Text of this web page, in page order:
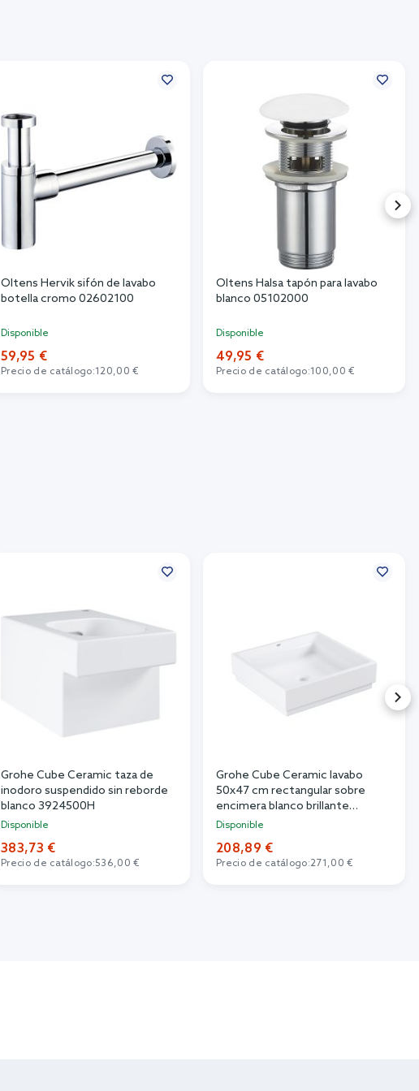
Oltens Hervik sifón de lavabo
botella cromo 02602100
Disponible
59,95 €
Precio de catálogo:120,00 €
Oltens Halsa tapón para lavabo
blanco 05102000
Disponible
49,95 €
Precio de catálogo:100,00 €
Grohe Cube Ceramic taza de
inodoro suspendido sin reborde
blanco 3924500H
Disponible
383,73 €
Precio de catálogo:536,00 €
Grohe Cube Ceramic lavabo
50x47 cm rectangular sobre
encimera blanco brillante
3948100H
Disponible
208,89 €
Precio de catálogo:271,00 €